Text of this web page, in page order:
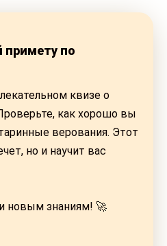
примету по
квизе о
как хорошо вы
верования. Этот
но и научит вас
новым знаниям! 🚀